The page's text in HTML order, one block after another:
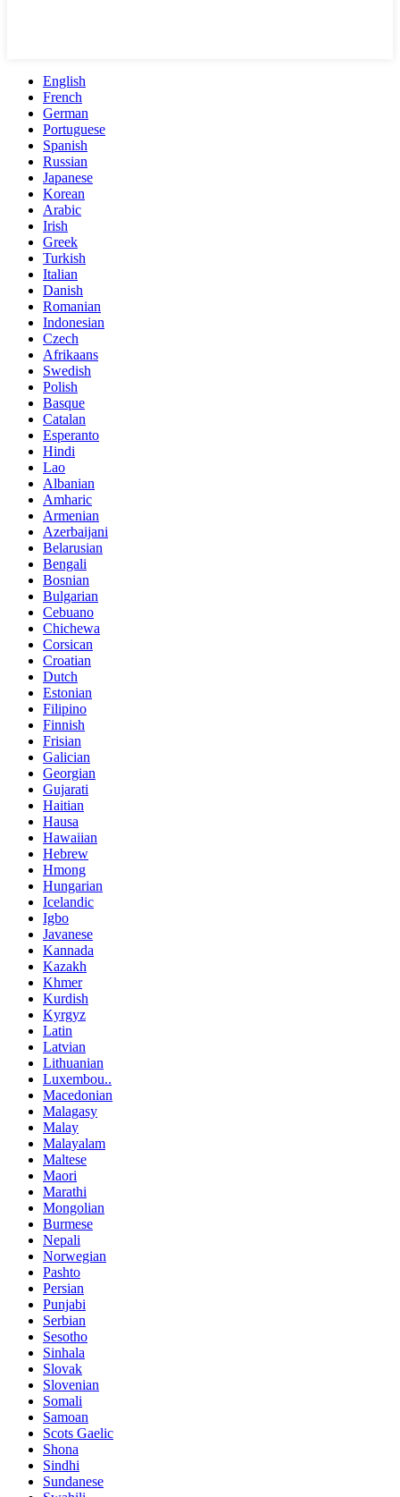
English
French
German
Portuguese
Spanish
Russian
Japanese
Korean
Arabic
Irish
Greek
Turkish
Italian
Danish
Romanian
Indonesian
Czech
Afrikaans
Swedish
Polish
Basque
Catalan
Esperanto
Hindi
Lao
Albanian
Amharic
Armenian
Azerbaijani
Belarusian
Bengali
Bosnian
Bulgarian
Cebuano
Chichewa
Corsican
Croatian
Dutch
Estonian
Filipino
Finnish
Frisian
Galician
Georgian
Gujarati
Haitian
Hausa
Hawaiian
Hebrew
Hmong
Hungarian
Icelandic
Igbo
Javanese
Kannada
Kazakh
Khmer
Kurdish
Kyrgyz
Latin
Latvian
Lithuanian
Luxembou..
Macedonian
Malagasy
Malay
Malayalam
Maltese
Maori
Marathi
Mongolian
Burmese
Nepali
Norwegian
Pashto
Persian
Punjabi
Serbian
Sesotho
Sinhala
Slovak
Slovenian
Somali
Samoan
Scots Gaelic
Shona
Sindhi
Sundanese